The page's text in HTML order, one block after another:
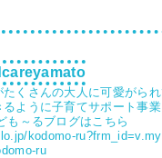
くさんの大人に可愛がら
ように子育てサポート事
も～るブログはこちら
kodomo-
ru